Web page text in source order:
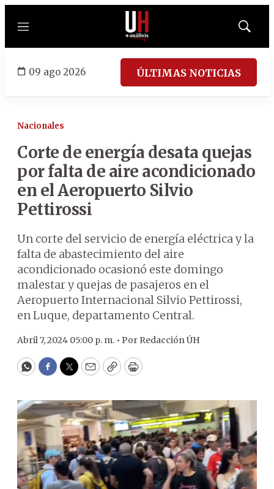
Menú
Mostrar
09 ago 2026 ÚLTIMAS NOTICIAS
Nacionales
Corte de energía desata quejas
por falta de aire acondicionado
en el Aeropuerto Silvio
Pettirossi
Un corte del servicio de energía eléctrica y la
falta de abastecimiento del aire
acondicionado ocasionó este domingo
malestar y quejas de pasajeros en el
Aeropuerto Internacional Silvio Pettirossi,
en Luque, departamento Central.
Abril 7, 2024 05:00 p. m. • Por Redacción ÚH
WhatsApp
Facebook
Twitter
EmailCopyPrint